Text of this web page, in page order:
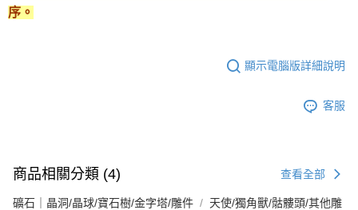
序。
顯示電腦版詳細說明
客服
商品相關分類 (4) 查看全部
礦石｜晶洞/晶球/寶石樹/金字塔/雕件 天使/獨角獸/骷髏頭/其他雕